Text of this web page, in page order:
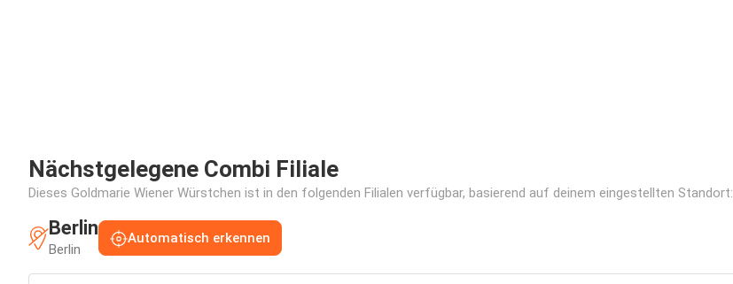
Nächstgelegene Combi Filiale
Dieses Goldmarie Wiener Würstchen ist in den folgenden Filialen verfügbar, basierend auf deinem eingestellten Standort:
Berlin
Berlin
Automatisch erkennen